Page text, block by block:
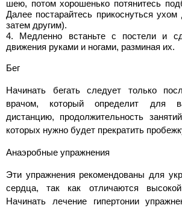
шею, потом хорошенько потянитесь
Далее постарайтесь прикоснуться
затем другим).
Медленно встаньте с постели и
движения руками и ногами, разминая их.
Бег
Начинать бегать следует только
врачом, который определит для
дистанцию, продолжительность
которых нужно будет прекратить
Анаэробные упражнения
Эти упражнения рекомендованы для
сердца, так как отличаются
Начинать лечение гипертонии